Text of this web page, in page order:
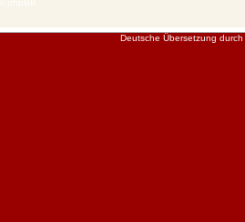
Deutsche Übersetzung durch